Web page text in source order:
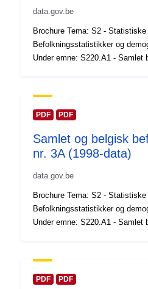
kataloger:
Fysiske:
]
Type:
Identifikatorer:
uriRef:
der:
data.gov.be
Brochure Tema: S2 - Statistiske
Befolkningsstatistikker og
Under emne: S220.A1 - Samlet
PDF PDF
Samlet og belgisk
nr. 3A (1998-data)
data.gov.be
Brochure Tema: S2 - Statistiske
Befolkningsstatistikker og
Under emne: S220.A1 - Samlet
PDF PDF